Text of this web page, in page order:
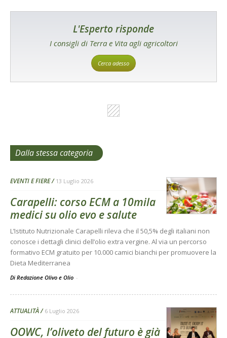
L'Esperto risponde
I consigli di Terra e Vita agli agricoltori
Cerca adesso
Dalla stessa categoria
EVENTI E FIERE 13 Luglio 2026
Carapelli: corso ECM a 10mila
medici su olio evo e salute
L’Istituto Nutrizionale Carapelli rileva che il 50,5% degli italiani non
conosce i dettagli clinici dell’olio extra vergine. Al via un percorso
formativo ECM gratuito per 10.000 camici bianchi per promuovere la
Dieta Mediterranea
Di Redazione Olivo e Olio -
ATTUALITÀ 6 Luglio 2026
OOWC, l’oliveto del futuro è già